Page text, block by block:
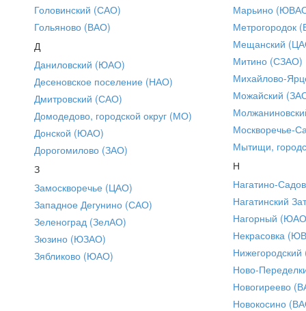
Головинский (САО)
Гольяново (ВАО)
Д
Даниловский (ЮАО)
Десеновское поселение (НАО)
Дмитровский (САО)
Домодедово, городской округ (МО)
Донской (ЮАО)
Дорогомилово (ЗАО)
З
Замоскворечье (ЦАО)
Западное Дегунино (САО)
Зеленоград (ЗелАО)
Зюзино (ЮЗАО)
Зябликово (ЮАО)
Марьино
Метрогородок
Мещанский
Митино (СЗАО)
Михайлово-
Можайский
Москворечье-
Мытищи,
Н
Нагатино-
Нагатинский
Нагорный
Некрасовка
Ново-
Новогиреево
Новокосино